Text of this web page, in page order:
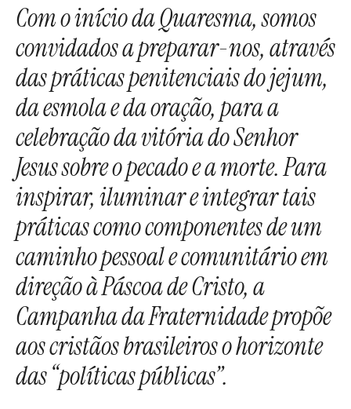
Com o início da Quaresma, somos
convidados a preparar-nos, através
das práticas penitenciais do jejum,
da esmola e da oração, para a
celebração da vitória do Senhor
Jesus sobre o pecado e a morte. Para
inspirar, iluminar e integrar tais
práticas como componentes de um
caminho pessoal e comunitário em
direção à Páscoa de Cristo, a
Campanha da Fraternidade propõe
aos cristãos brasileiros o horizonte
das “políticas públicas”.